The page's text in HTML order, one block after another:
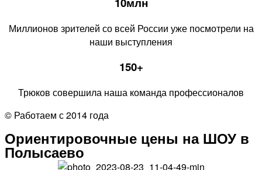
Миллионов зрителей со всей России уже посмотрели на
наши выступления
150+
Трюков совершила наша команда профессионалов
© Работаем с 2014 года
Ориентировочные цены на ШОУ в
Полысаево